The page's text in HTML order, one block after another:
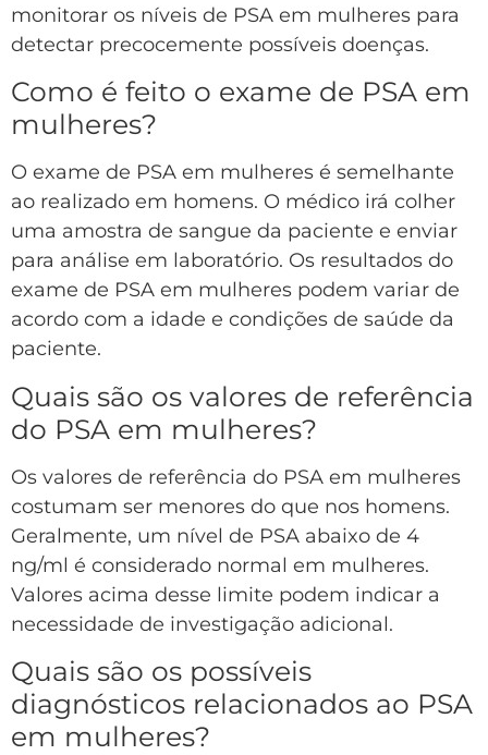
monitorar os níveis de PSA em mulheres para
detectar precocemente possíveis doenças.
Como é feito o exame de PSA em
mulheres?
O exame de PSA em mulheres é semelhante
ao realizado em homens. O médico irá colher
uma amostra de sangue da paciente e enviar
para análise em laboratório. Os resultados do
exame de PSA em mulheres podem variar de
acordo com a idade e condições de saúde da
paciente.
Quais são os valores de referência
do PSA em mulheres?
Os valores de referência do PSA em mulheres
costumam ser menores do que nos homens.
Geralmente, um nível de PSA abaixo de 4
ng/ml é considerado normal em mulheres.
Valores acima desse limite podem indicar a
necessidade de investigação adicional.
Quais são os possíveis
diagnósticos relacionados ao PSA
em mulheres?